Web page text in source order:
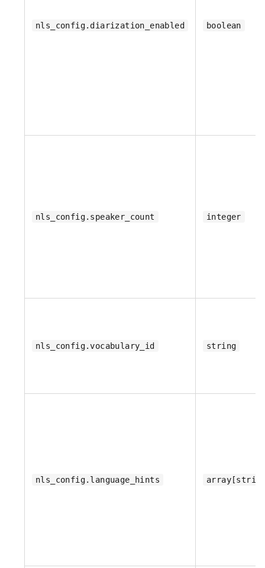
nls_config.diarization_enabled boolean
nls_config.speaker_count integer
nls_config.vocabulary_id string
nls_config.language_hints